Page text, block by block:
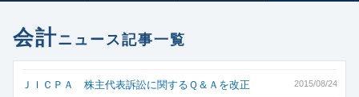
会計ニュース記事一覧
2015/08/24
ＪＩＣＰＡ 株主代表訴訟に関するＱ＆Ａを改正